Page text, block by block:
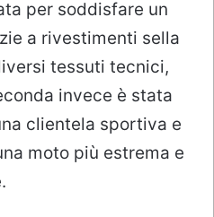
per soddisfare un
a rivestimenti sella
tessuti tecnici,
invece è stata
clientela sportiva e
moto più estrema e